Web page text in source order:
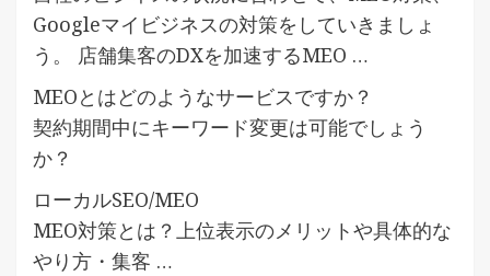
Googleマイビジネスの対策をしていきましょ
う。 店舗集客のDXを加速するMEO …
MEOとはどのようなサービスですか？
契約期間中にキーワード変更は可能でしょう
か？
ローカルSEO/MEO
MEO対策とは？上位表示のメリットや具体的な
やり方・集客 …